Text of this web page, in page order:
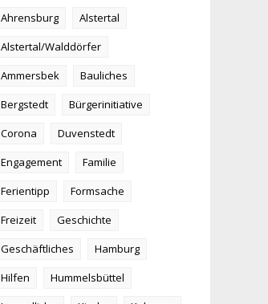
Ahrensburg
Alstertal
Alstertal/Walddörfer
Ammersbek
Bauliches
Bergstedt
Bürgerinitiative
Corona
Duvenstedt
Engagement
Familie
Ferientipp
Formsache
Freizeit
Geschichte
Geschäftliches
Hamburg
Hilfen
Hummelsbüttel